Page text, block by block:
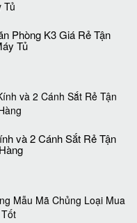
Phòng K3 Giá Rẻ Tận
Tủ
và 2 Cánh Sắt Rẻ Tận